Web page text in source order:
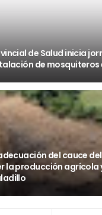
de Salud inicia
de mosquiteros
del cauce
la producción agrícola